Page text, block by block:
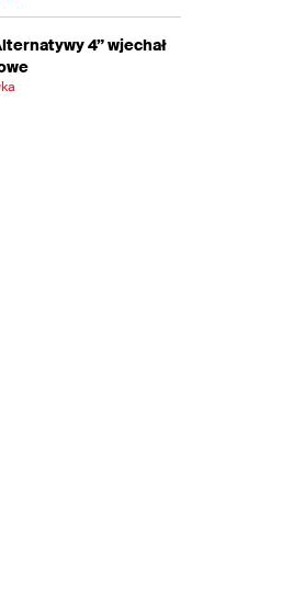
4” wjechał